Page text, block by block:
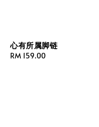
心有所属脚链
Regular
RM 159.00